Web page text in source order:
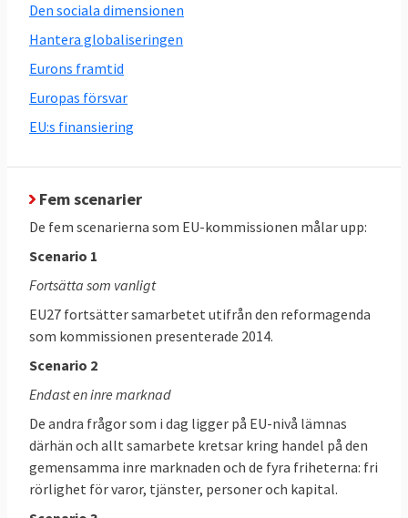
till ordförandeposten i EU-kommissionen
och där den kandidat vars partigrupp får
flest mandat i Europaparlamentet utses till
ordförande.
22-23 mars:
energifrågor. Även digitala frågor som
upphovsrätt och beskattning av stora IT-
företag som Facebook och Google ska
behandlas liksom nödvändiga steg för att
stärka EU:s konkurrenskraft inom forskning
och innovation.
17 maj:
Balkan med en möjlig överenskommelse om
interna och externa migrationsfrågor.
28-29 juni:Formellt EU-toppmöte för ett
beslut om EU-parlamentets
sammansättning och en orienteringsdebatt
Den sociala dimensionen
Hantera globaliseringen
Eurons framtid
Europas försvar
EU:s finansiering
Fem scenarier
De fem scenarierna som EU-kommissionen målar upp:
Scenario 1
Fortsätta som vanligt
EU27 fortsätter samarbetet utifrån den reformagenda
som kommissionen presenterade 2014.
Scenario 2
Endast en inre marknad
De andra frågor som i dag ligger på EU-nivå lämnas
därhän och allt samarbete kretsar kring handel på den
gemensamma inre marknaden och de fyra friheterna: fri
rörlighet för varor, tjänster, personer och kapital.